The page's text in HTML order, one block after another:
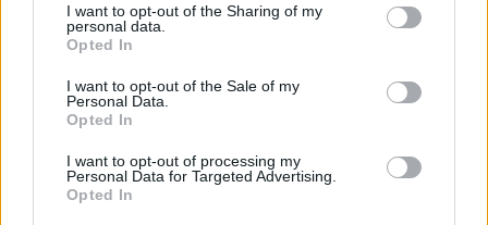
not limited to your visit or usage behaviour. You may click to
grant or deny consent to Google and its third-party tags to
use your data for below specified purposes in below Google
consent section.
I want to opt-out of the Sharing of my
personal data.
Opted In
I want to opt-out of the Sale of my
Personal Data.
Opted In
I want to opt-out of processing my
Personal Data for Targeted Advertising.
Opted In